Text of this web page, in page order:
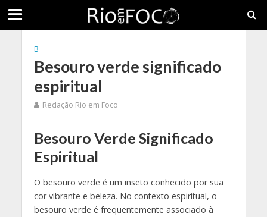
B
Besouro verde significado
espiritual
Redação Rio em Foco
Besouro Verde Significado
Espiritual
O besouro verde é um inseto conhecido por sua
cor vibrante e beleza. No contexto espiritual, o
besouro verde é frequentemente associado à